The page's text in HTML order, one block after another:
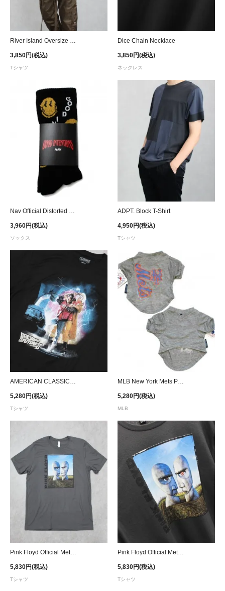
3,850円(税込)
Tシャツ
Dice Chain Necklace
3,850円(税込)
ネックレス
3,960円(税込)
ソックス
ADPT. Block T-Shirt
4,950円(税込)
Tシャツ
5,280円(税込)
Tシャツ
5,280円(税込)
MLB
Pink Floyd Official Metal Division Bell At Daytime T-Shirt
5,830円(税込)
Tシャツ
Pink Floyd Official Metal Division Bell At Daytime T-Shirt - D.Grey
5,830円(税込)
Tシャツ